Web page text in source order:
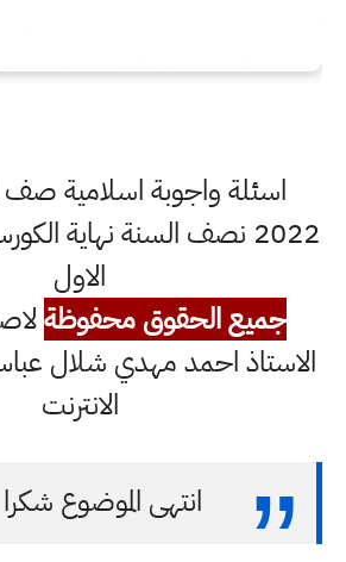
اسئلة واجوبة اسلامية
2022 نصف السنة نهاية
الاول
جميع الحقوق محفوظة
الاستاذ احمد مهدي شلال
الانترنت
انتهى الموضوع